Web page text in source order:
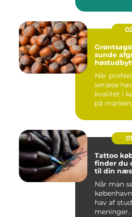
Grøntsagsfrø
sunde
Når
seriøse
kvalitet i
på
Tattoo
finder du
til din
Når man
hav af
meninger.